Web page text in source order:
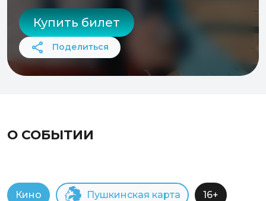
Купить билет
Поделиться
О СОБЫТИИ
Кино Пушкинская карта 16+